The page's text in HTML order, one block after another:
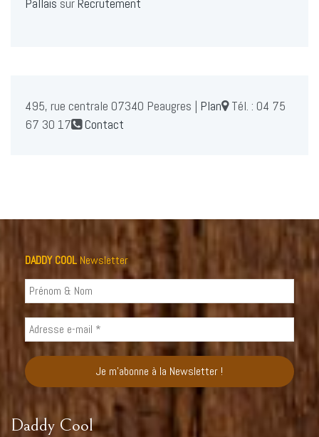
495, rue centrale 07340 Peaugres | Plan Tél. : 04 75
67 30 17
Contact
DADDY COOL Newsletter
Daddy Cool